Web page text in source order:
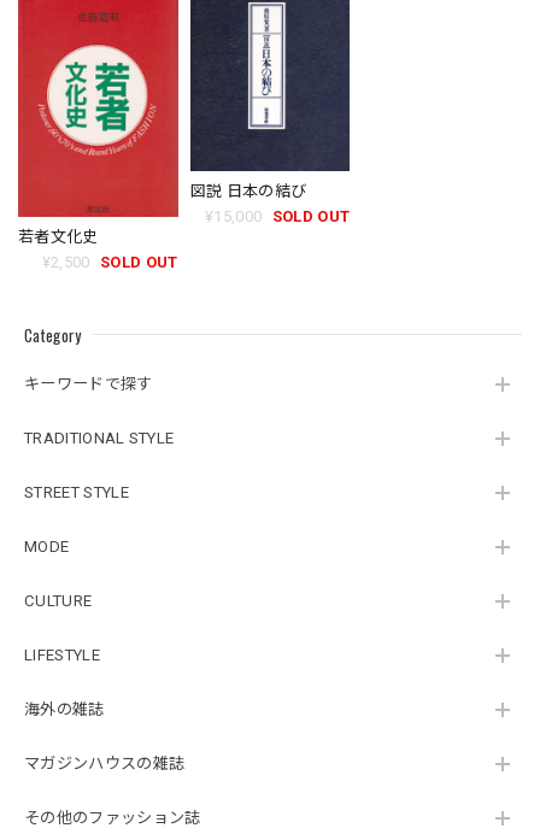
Category
キーワードで探す
TRADITIONAL STYLE
STREET STYLE
MODE
CULTURE
LIFESTYLE
海外の雑誌
マガジンハウスの雑誌
その他のファッション誌
若者文化史
¥2,500
SOLD OUT
図説 日本の結び
¥15,000
SOLD OUT